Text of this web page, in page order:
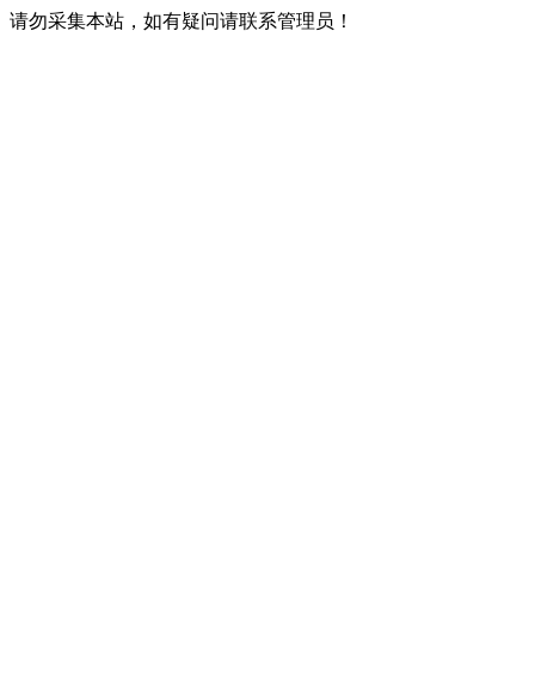
请勿采集本站，如有疑问请联系管理员！